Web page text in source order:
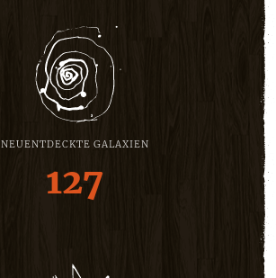
NEUENTDECKTE GALAXIEN
127